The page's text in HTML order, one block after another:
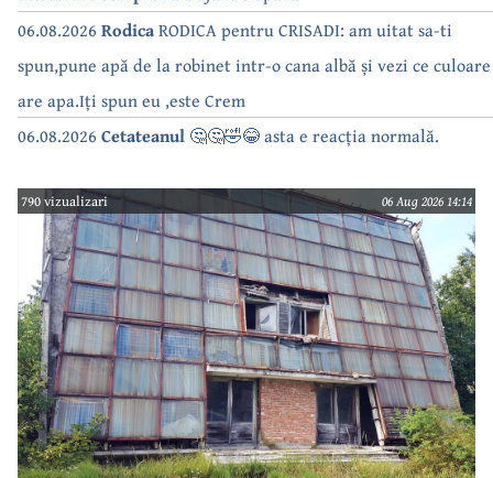
06.08.2026 RodicaRODICA pentru CRISADI: am uitat sa-ti
spun,pune apă de la robinet intr-o cana albă și vezi ce culoare
are apa.Iți spun eu ,este Crem
06.08.2026 Cetateanul 🤔🤔🤣😂 asta e reacția normală.
790 vizualizari 06 Aug 2026 14:14